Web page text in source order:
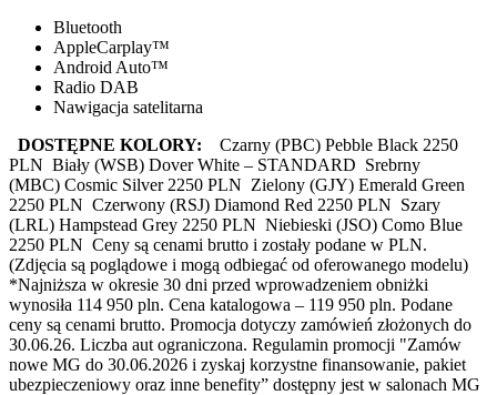
Bluetooth
AppleCarplay™
Android Auto™
Radio DAB
Nawigacja satelitarna
DOSTĘPNE KOLORY: Czarny (PBC) Pebble Black 2250
PLN Biały (WSB) Dover White – STANDARD Srebrny
(MBC) Cosmic Silver 2250 PLN Zielony (GJY) Emerald Green
2250 PLN Czerwony (RSJ) Diamond Red 2250 PLN Szary
(LRL) Hampstead Grey 2250 PLN Niebieski (JSO) Como Blue
2250 PLN Ceny są cenami brutto i zostały podane w PLN.
(Zdjęcia są poglądowe i mogą odbiegać od oferowanego modelu)
*Najniższa w okresie 30 dni przed wprowadzeniem obniżki
wynosiła 114 950 pln. Cena katalogowa – 119 950 pln. Podane
ceny są cenami brutto. Promocja dotyczy zamówień złożonych do
30.06.26. Liczba aut ograniczona. Regulamin promocji "Zamów
nowe MG do 30.06.2026 i zyskaj korzystne finansowanie, pakiet
ubezpieczeniowy oraz inne benefity” dostępny jest w salonach MG